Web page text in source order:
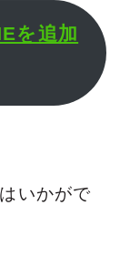
を追加
はいかがで